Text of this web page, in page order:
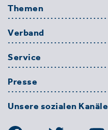
Themen
Verband
Service
Presse
Unsere sozialen Kanäle